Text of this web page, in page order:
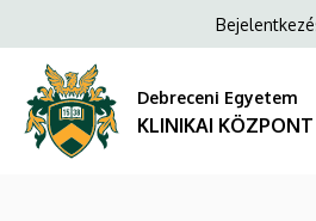
Telefonkönyv
KLINIKAI
KÖZPONT
a
tartalomra
Anonim
fiók
menüje
Debreceni Egyetem
KLINIKAI KÖZPONT